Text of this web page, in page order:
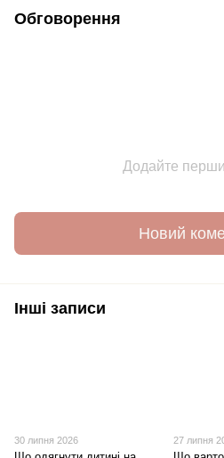
Обговорення
Додайте
Новий
Інші записи
30 липня 2026 27 липня